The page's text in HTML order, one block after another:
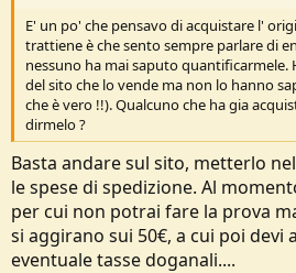
E' un po' che pensavo di acquistare l'
trattiene è che sento sempre parlare di
nessuno ha mai saputo quantificarmele.
del sito che lo vende ma non lo hanno
che è vero !!). Qualcuno che ha gia
dirmelo ?
Basta andare sul sito, metterlo
le spese di spedizione. Al
per cui non potrai fare la prova
si aggirano sui 50€, a cui poi devi
eventuale tasse doganali....